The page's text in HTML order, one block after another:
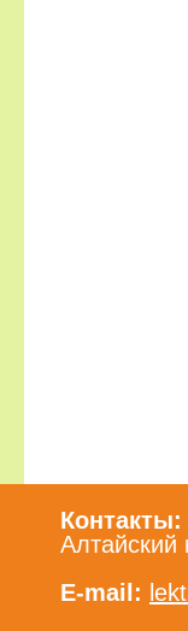
Контакты:
Алтайский
E-mail: